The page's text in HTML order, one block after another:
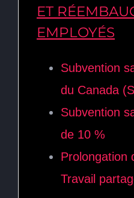
ET
EMPLOYÉS
Subvention
du Canada
Subvention
de 10 %
Prolongation
Travail